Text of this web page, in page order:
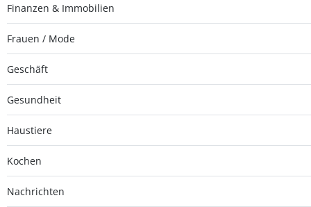
Finanzen & Immobilien
Frauen / Mode
Geschäft
Gesundheit
Haustiere
Kochen
Nachrichten